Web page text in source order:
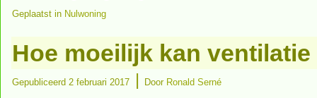
Geplaatst in Nulwoning
Hoe moeilijk kan
Gepubliceerd 2 februari 2017 | Door Ronald Serné